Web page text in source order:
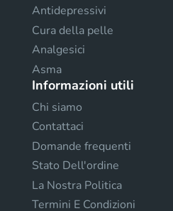
Antidepressivi
Cura della pelle
Analgesici
Asma
Informazioni utili
Chi siamo
Contattaci
Domande frequenti
Stato Dell'ordine
La Nostra Politica
Termini E Condizioni